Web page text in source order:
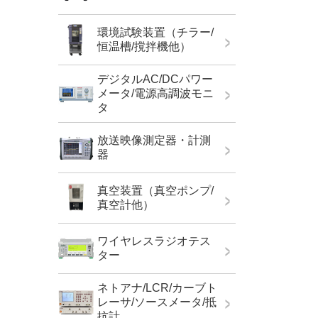
環境試験装置（チラー/
恒温槽/撹拌機他）
デジタルAC/DCパワー
メータ/電源高調波モニ
タ
放送映像測定器・計測
器
真空装置（真空ポンプ/
真空計他）
ワイヤレスラジオテス
ター
ネトアナ/LCR/カーブト
レーサ/ソースメータ/抵